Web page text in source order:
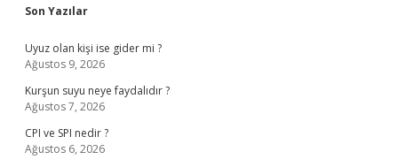
Sidebar
Son Yazılar
Uyuz olan kişi ise gider mi ?
Ağustos 9, 2026
Kurşun suyu neye faydalıdır ?
Ağustos 7, 2026
CPI ve SPI nedir ?
Ağustos 6, 2026